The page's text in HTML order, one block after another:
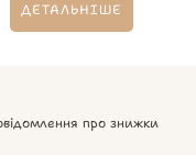
ДЕТАЛЬНІШЕ
про знижки